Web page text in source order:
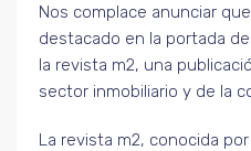
Nos complace anunciar
destacado en la portada
la revista m2, una
sector inmobiliario y de la
La revista m2, conocida